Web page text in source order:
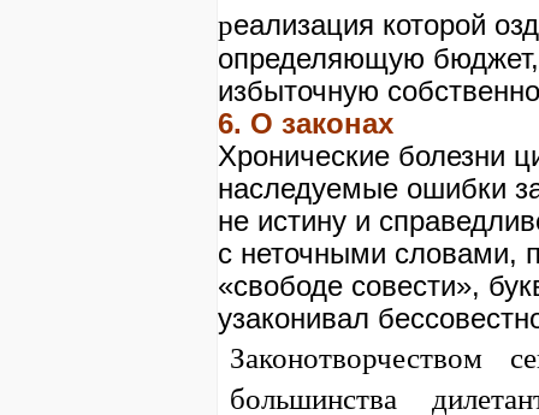
реализация которой
определяющую
избыточную
6. О законах
Хронические болезни
наследуемые ошибки
не истину и
с неточными словами,
«свободе совести»,
узаконивал
Законотворчеством
большинства